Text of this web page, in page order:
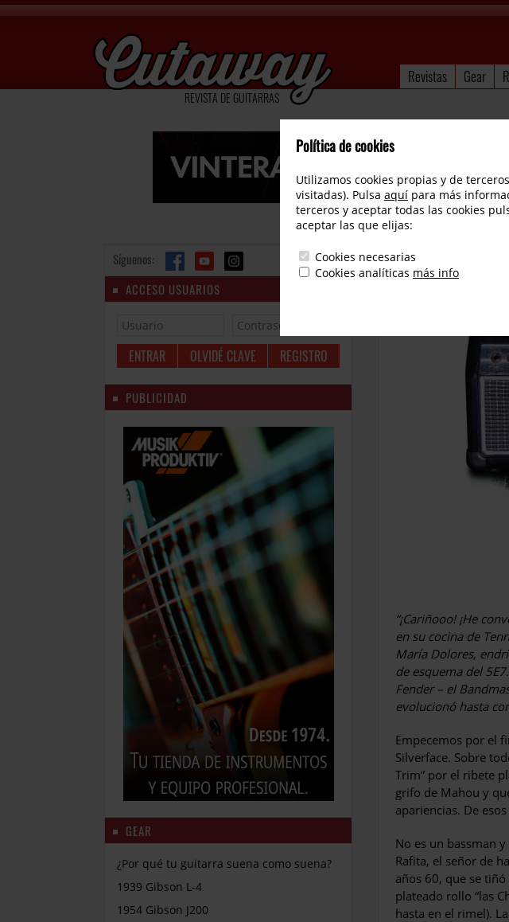
REVISTA DE GUITARRAS
Revistas Gear
Fender
“¡Cariñooo! ¡He
en su cocina de
María Dolores,
de esquema del
Fender – el
evolucionó hasta
Empecemos por el
Silverface. Sobre
Trim” por el ribete
grifo de Mahou y
apariencias. De
No es un bassman
Rafita, el señor de
años 60, que se
plateado rollo “las
hasta en el rimel).
Síguenos:
ACCESO USUARIOS
OLVIDÉ CLAVE REGISTRO
PUBLICIDAD
GEAR
¿Por qué tu guitarra suena como suena?
1939 Gibson L-4
1954 Gibson J200
Política de cookies
Utilizamos cookies propias y de
visitadas). Pulsa aquí para más
terceros y aceptar todas las cookies
aceptar las que elijas:
Cookies necesarias
Cookies analíticas más info